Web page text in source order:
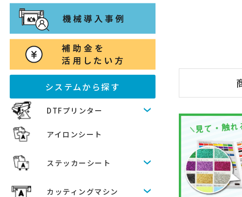
システムから探す
DTFプリンター
アイロンシート
ステッカーシート
カッティングマシン